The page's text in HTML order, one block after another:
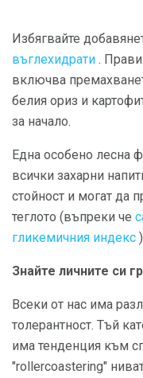
Избягвайте
въглехидрати .
включва
белия ориз и
за начало.
Една особено лесна
всички захарни
стойност и могат да
теглото (въпреки че
гликемичния индекс
Знайте личните си
Всеки от нас има
толерантност. Тъй
има тенденция към
"rollercoastering"